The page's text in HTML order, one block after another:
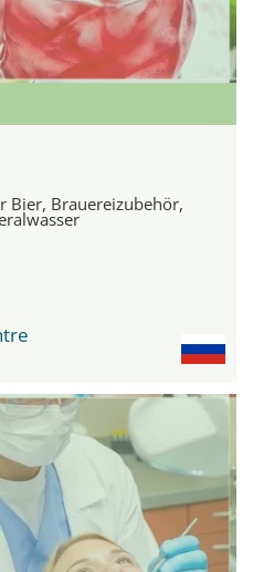
Bier, Brauereizubehör,